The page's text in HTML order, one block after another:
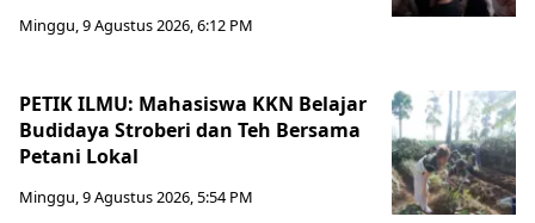
Minggu, 9 Agustus 2026, 6:12 PM
PETIK ILMU: Mahasiswa KKN Belajar
Budidaya Stroberi dan Teh Bersama
Petani Lokal
Minggu, 9 Agustus 2026, 5:54 PM